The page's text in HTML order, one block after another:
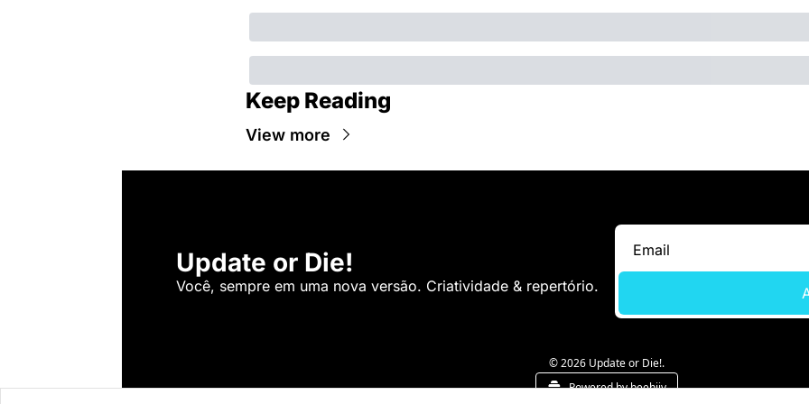
Keep Reading
View more
Update or Die!
Você, sempre em uma nova versão. Criatividade & repertório.
© 2026 Update or Die!.
Powered by beehiiv